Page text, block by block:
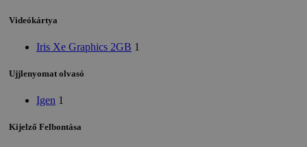
Videókártya
Iris Xe Graphics 2GB 1
Ujjlenyomat olvasó
Igen 1
Kijelző Felbontása